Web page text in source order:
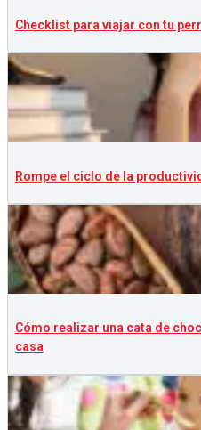
Checklist para viajar con tu
Rompe el ciclo de la
Cómo realizar una cata de
casa